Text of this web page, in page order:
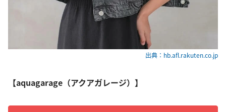
出典：hb.afl.rakuten.co.jp
【aquagarage（アクアガレージ）】